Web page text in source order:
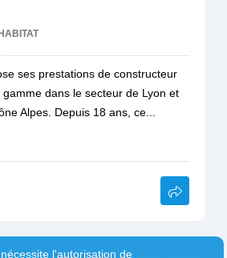
ses prestations de constructeur
dans le secteur de Lyon et
Alpes. Depuis 18 ans, ce...
l'autorisation de